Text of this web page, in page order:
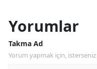
Yorumlar
Takma Ad
Yorum yapmak için, isterseniz